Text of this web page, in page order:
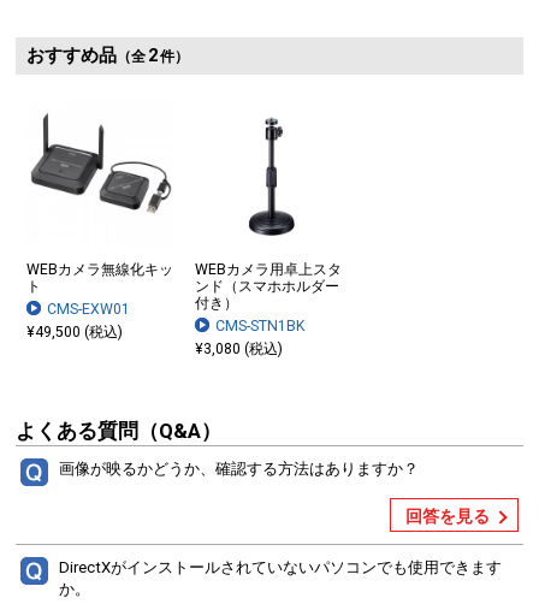
おすすめ品（全 2件）
WEBカメラ無線化キッ
ト
CMS-EXW01
¥49,500 (税込)
WEBカメラ用卓上スタ
ンド（スマホホルダー
付き）
CMS-STN1BK
¥3,080 (税込)
よくある質問（Q&A）
画像が映るかどうか、確認する方法はありますか？
回答を見る
DirectXがインストールされていないパソコンでも使用できます
か。